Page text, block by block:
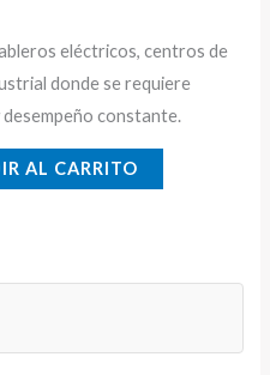
eléctricos, centros de
donde se requiere
constante.
AL CARRITO